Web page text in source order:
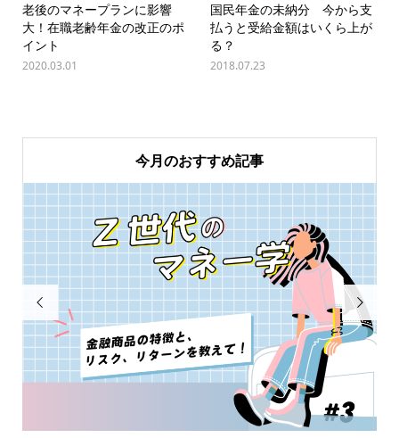
老後のマネープランに影響
大！在職老齢年金の改正のポ
イント
2020.03.01
国民年金の未納分 今から支
払うと受給金額はいくら上が
る？
2018.07.23
今月のおすすめ記事
 